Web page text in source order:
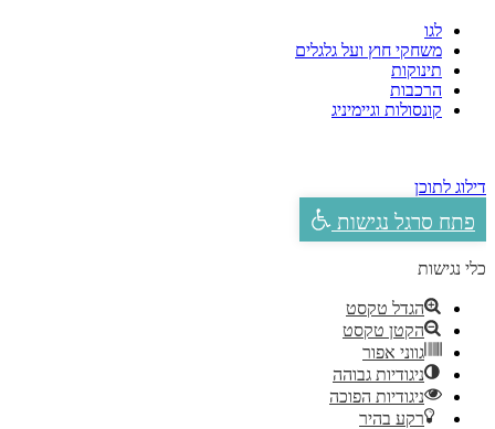
לגו
משחקי חוץ ועל גלגלים
תינוקות
הרכבות
קונסולות וגיימיניג
דילוג לתוכן
פתח סרגל נגישות
כלי נגישות
הגדל טקסט
הקטן טקסט
גווני אפור
ניגודיות גבוהה
ניגודיות הפוכה
רקע בהיר